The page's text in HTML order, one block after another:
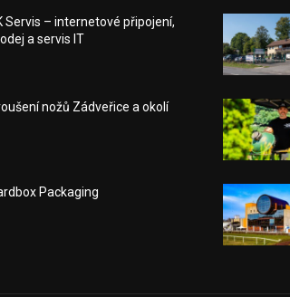
Servis – internetové připojení,
a servis IT
nožů Zádveřice a okolí
Packaging